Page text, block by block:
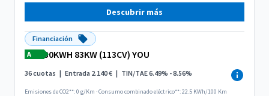
Descubrir más
Financiación
A
30KWH 83KW (113CV) YOU
36 cuotas | Entrada 2.140 € | TIN/TAE 6.49% - 8.56%
Emisiones de CO2**: 0 g/Km ·Consumo combinado eléctrico**: 22.5 KWh/100 Km